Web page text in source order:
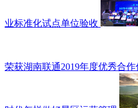
业标准化试点单位验收
荣获湖南联通2019年度优秀合作